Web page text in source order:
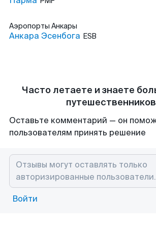
Аэропорты Анкары
Анкара Эсенбога ESB
Часто летаете и знаете
Оставьте комментарий — он
пользователям принять решение
Войти